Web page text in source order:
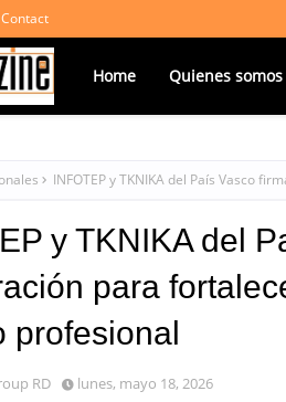
Contact
Home Quienes somos
INFOTEP y TKNIKA del País Vasco
y TKNIKA del
para
profesional
RD lunes, mayo 18, 2026